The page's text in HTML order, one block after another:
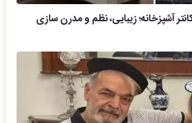
آشپزخانه؛ زیبایی، نظم و مدرن سازی